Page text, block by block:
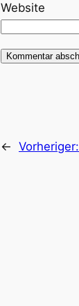
Website
← Vorheriger: